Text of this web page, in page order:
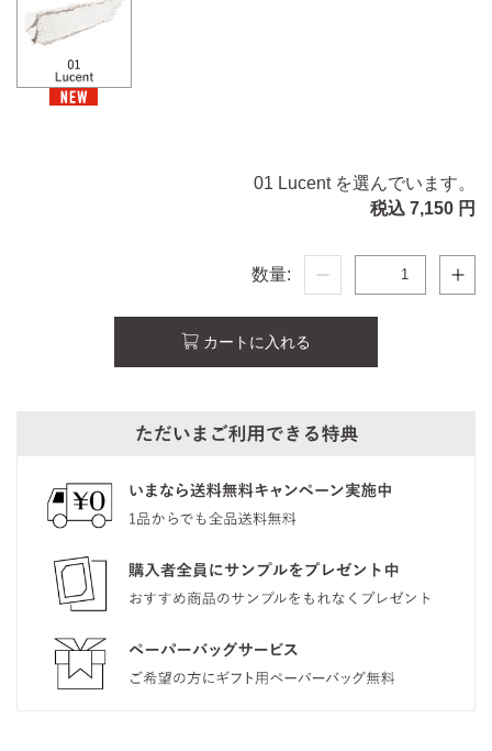
01 Lucent を選んでいます。
税込 7,150 円
数量:
カートに入れる